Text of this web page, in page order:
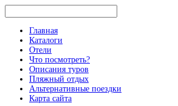
Главная
Каталоги
Отели
Что посмотреть?
Описания туров
Пляжный отдых
Альтернативные поездки
Карта сайта